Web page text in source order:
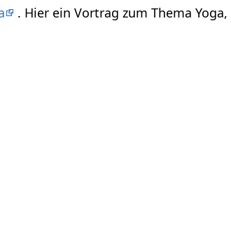
. Hier ein Vortrag zum Thema Yoga,